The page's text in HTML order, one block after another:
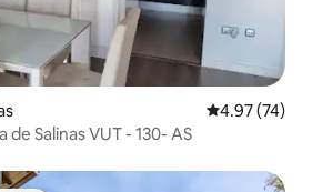
Calificación
4.97 (74)
de Salinas VUT - 130- AS